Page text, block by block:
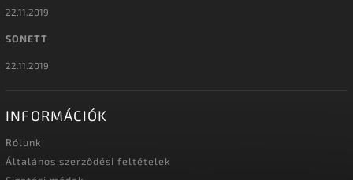
22.11.2019
SONETT
22.11.2019
INFORMÁCIÓK
Rólunk
Általános szerződési feltételek